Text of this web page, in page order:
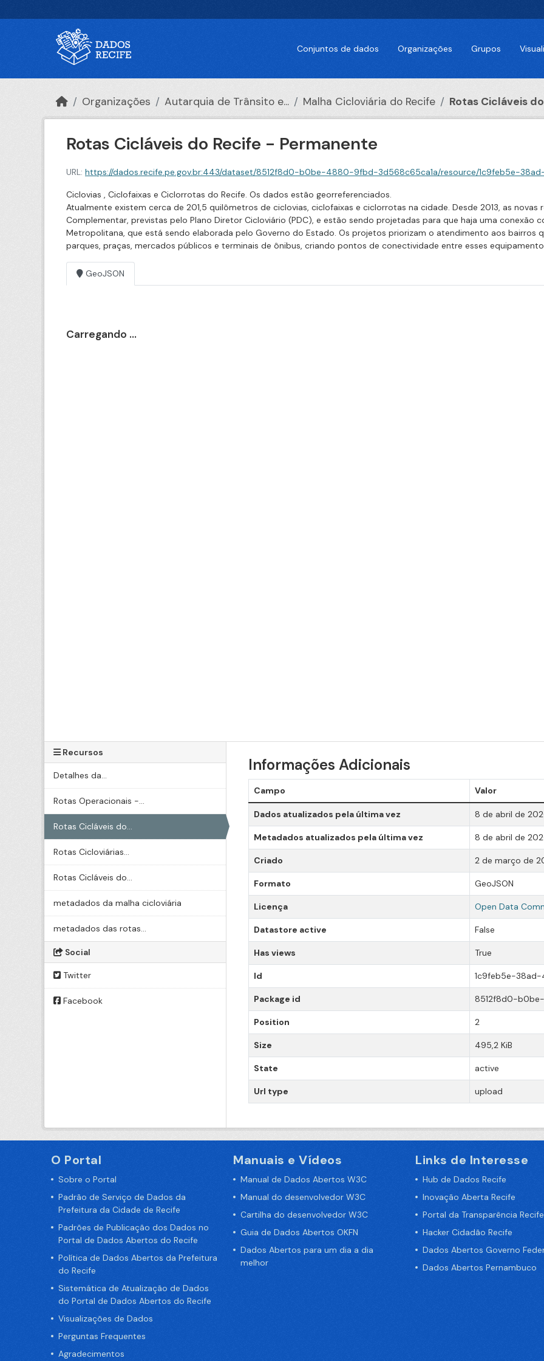
Conjuntos de dados Organizações Grupos
Organizações Autarquia de Trânsito e... Malha Cicloviária do Recife Rotas Cicláveis
Rotas Cicláveis do Recife - Permanente
URL: https://dados.recife.pe.gov.br:443/dataset/8512f8d0-b0be-4880-9fbd-3d568c65ca1a/resource/1c9feb5e-38ad-4235-b3d2-
Ciclovias , Ciclofaixas e Ciclorrotas do Recife. Os dados estão georreferenciados.
Atualmente existem cerca de 201,5 quilômetros de ciclovias, ciclofaixas e ciclorrotas na cidade. Desde 2013, as
Complementar, previstas pelo Plano Diretor Cicloviário (PDC), e estão sendo projetadas para que haja uma conexão
Metropolitana, que está sendo elaborada pelo Governo do Estado. Os projetos priorizam o atendimento aos bairros
parques, praças, mercados públicos e terminais de ônibus, criando pontos de conectividade entre esses
GeoJSON
Recursos
Detalhes da...
Rotas Operacionais -...
Rotas Cicláveis do...
Rotas Cicloviárias...
Rotas Cicláveis do...
metadados da malha cicloviária
metadados das rotas...
Social
Twitter
Facebook
Informações Adicionais
Campo Valor
Dados atualizados pela última vez 8 de abril de
Metadados atualizados pela última vez 8 de abril de
Criado 2 de março de
Formato GeoJSON
Licença Open Data
Datastore active False
Has views True
Id 1c9feb5e-
Package id 8512f8d0-
Position 2
Size 495,2 KiB
State active
Url type upload
O Portal
Sobre o Portal
Padrão de Serviço de Dados da
Prefeitura da Cidade de Recife
Padrões de Publicação dos Dados no
Portal de Dados Abertos do Recife
Política de Dados Abertos da Prefeitura
do Recife
Sistemática de Atualização de Dados
do Portal de Dados Abertos do Recife
Visualizações de Dados
Perguntas Frequentes
Agradecimentos
Manuais e Vídeos
Manual de Dados Abertos W3C
Manual do desenvolvedor W3C
Cartilha do desenvolvedor W3C
Guia de Dados Abertos OKFN
Dados Abertos para um dia a dia
melhor
Links de Interesse
Hub de Dados Recife
Inovação Aberta Recife
Portal da Transparência Recife
Hacker Cidadão Recife
Dados Abertos Governo
Dados Abertos Pernambuco